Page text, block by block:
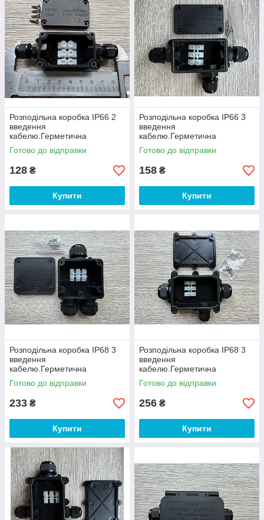
Розподільна коробка IP66 2
введення
кабелю.Герметична
розподільна коробка
PJ1002P
Готово до відправки
128 ₴
Купити
Розподільна коробка IP66 3
введення
кабелю.Герметична
розподільна коробка
PJ7103P
Готово до відправки
158 ₴
Купити
Розподільна коробка IP68 3
введення
кабелю.Герметична
розподільна коробка
PJ7123P
Готово до відправки
233 ₴
Купити
Розподільна коробка IP68 3
введення
кабелю.Герметична
розподільна коробка
PJ7133P
Готово до відправки
256 ₴
Купити